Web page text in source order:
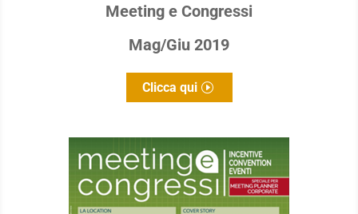
Meeting e Congressi
Mag/Giu 2019
Clicca qui